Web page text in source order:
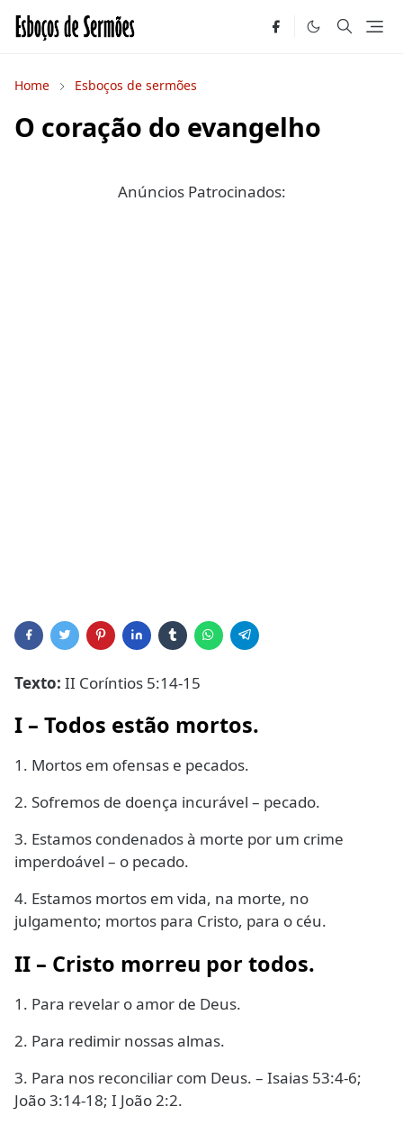
Home Esboços de sermões
O coração do evangelho
Anúncios Patrocinados:
Texto: II Coríntios 5:14-15
I – Todos estão mortos.
1. Mortos em ofensas e pecados.
2. Sofremos de doença incurável – pecado.
3. Estamos condenados à morte por um crime
imperdoável – o pecado.
4. Estamos mortos em vida, na morte, no
julgamento; mortos para Cristo, para o céu.
II – Cristo morreu por todos.
1. Para revelar o amor de Deus.
2. Para redimir nossas almas.
3. Para nos reconciliar com Deus. – Isaias 53:4-6;
João 3:14-18; I João 2:2.